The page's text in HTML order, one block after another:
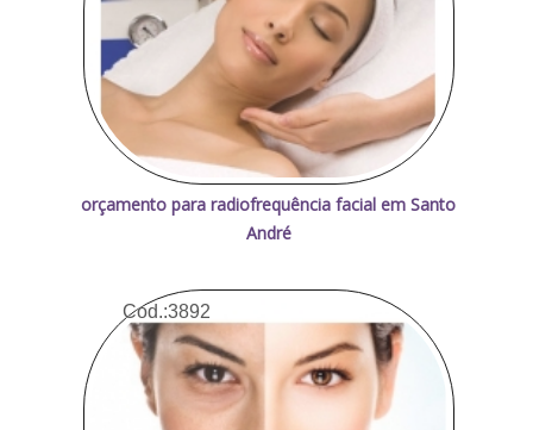
orçamento para radiofrequência facial em Santo
André
Cod.:3892